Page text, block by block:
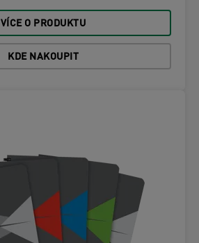
VÍCE O PRODUKTU
KDE NAKOUPIT